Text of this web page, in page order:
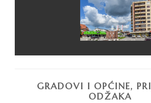
GRADOVI I OPĆINE,
ODŽAKA